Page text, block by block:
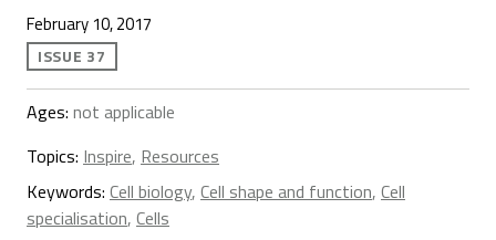
February 10, 2017
ISSUE 37
Ages: not applicable
Topics: Inspire, Resources
Keywords: Cell biology, Cell shape and function, Cell
specialisation, Cells